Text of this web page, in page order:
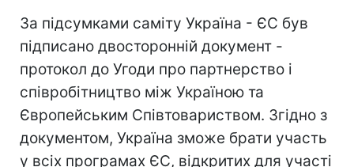
За підсумками саміту Україна - ЄС був
підписано двосторонній документ -
протокол до Угоди про партнерство і
співробітництво між Україною та
Європейським Співтовариством. Згідно з
документом, Україна зможе брати участь
у всіх програмах ЄС, відкритих для участі